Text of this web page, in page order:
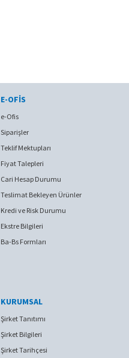
E-OFIS
e-Ofis
Siparişler
Teklif Mektupları
Fiyat Talepleri
Cari Hesap Durumu
Teslimat Bekleyen Ürünler
Kredi ve Risk Durumu
Ekstre Bilgileri
Ba-Bs Formları
KURUMSAL
Şirket Tanıtımı
Şirket Bilgileri
Şirket Tarihçesi